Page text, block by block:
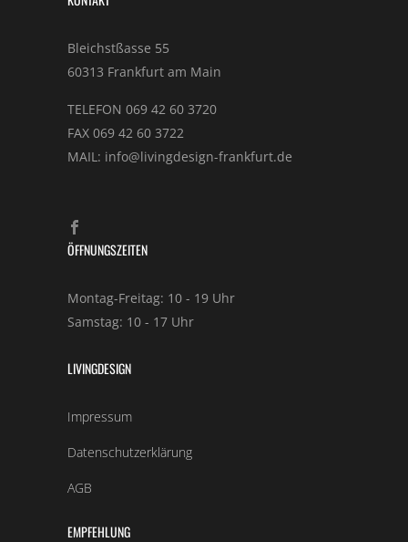
Bleichstßasse 55
60313 Frankfurt am Main
TELEFON 069 42 60 3720
FAX 069 42 60 3722
MAIL: info@livingdesign-frankfurt.de
ÖFFNUNGSZEITEN
Montag-Freitag: 10 - 19 Uhr
Samstag: 10 - 17 Uhr
LIVINGDESIGN
Impressum
Datenschutzerklärung
AGB
EMPFEHLUNG